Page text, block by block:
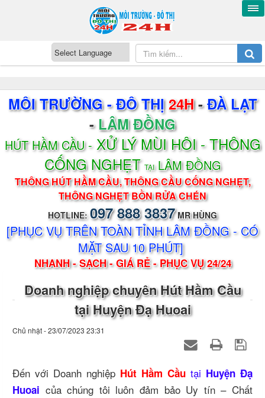
MÔI TRƯỜNG - ĐÔ THỊ24H-ĐÀ LẠT
-LÂM ĐỒNG
HÚT HẦM CẦU - XỬ LÝ MÙI HÔI - THÔNG
CỐNG NGHẸT TẠILÂM ĐỒNG
THÔNG HÚT HẦM CẦU, THÔNG CẦU CỐNG NGHẸT,
THÔNG NGHẸT BỒN RỬA CHÉN
HOTLINE:097 888 3837MR HÙNG
[PHỤC VỤ TRÊN TOÀN TỈNH LÂM ĐỒNG - CÓ
MẶT SAU 10 PHÚT]
NHANH - SẠCH - GIÁ RẺ - PHỤC VỤ 24/24
Doanh nghiệp chuyên Hút Hầm Cầu
tại Huyện Đạ Huoai
Chủ nhật - 23/07/2023 23:31
Đến với Doanh nghiệp Hút Hầm Cầu tại Huyện Đạ
Huoai của chúng tôi luôn đảm bảo Uy tín – Chất